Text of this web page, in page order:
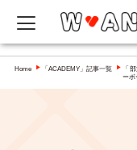
W-ANS
Home ▶ 「ACADEMY」記事一覧 ▶
「
ーボ